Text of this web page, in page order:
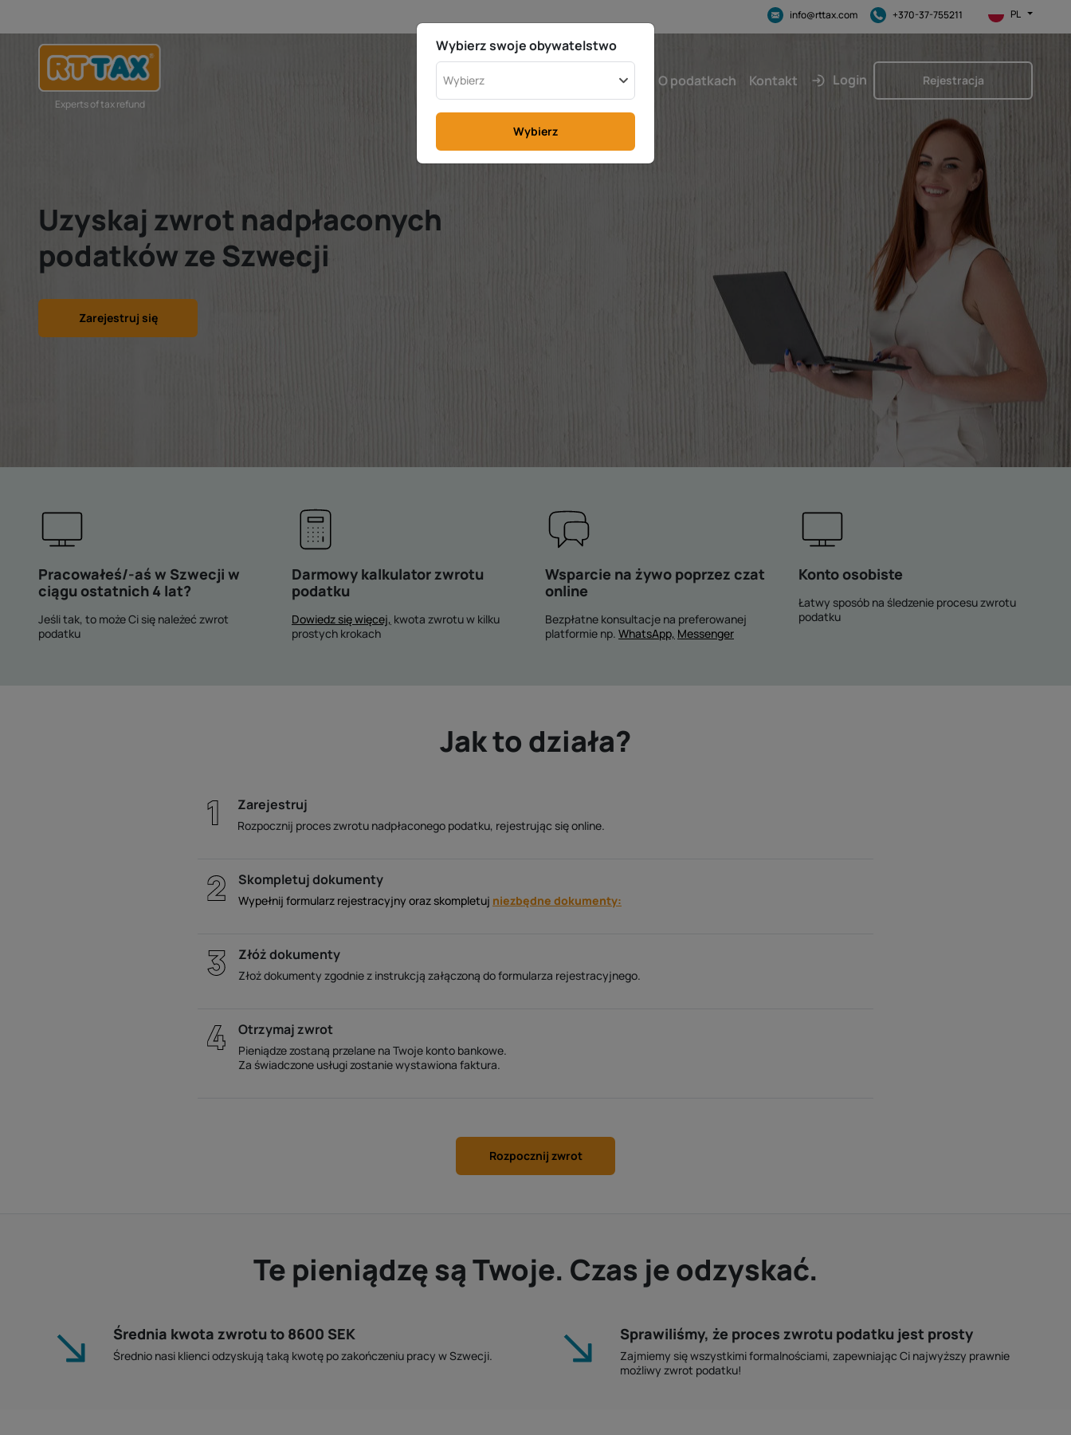
info@rttax.com +370-37-755211 PL
Experts of tax refund
Kalkulator O podatkach Kontakt Login Rejestracja
Uzyskaj zwrot nadpłaconych
podatków ze Szwecji
Zarejestruj się
Pracowałeś/-aś w Szwecji w
ciągu ostatnich 4 lat?
Jeśli tak, to może Ci się należeć zwrot
podatku
Darmowy kalkulator zwrotu
podatku
Dowiedz się więcej, kwota zwrotu w kilku
prostych krokach
Wsparcie na żywo poprzez czat
online
Bezpłatne konsultacje na preferowanej
platformie np. WhatsApp, Messenger
Konto osobiste
Łatwy sposób na śledzenie procesu zwrotu
podatku
Jak to działa?
Zarejestruj
Rozpocznij proces zwrotu nadpłaconego podatku, rejestrując się online.
Skompletuj dokumenty
Wypełnij formularz rejestracyjny oraz skompletuj niezbędne dokumenty:
Złóż dokumenty
Złoż dokumenty zgodnie z instrukcją załączoną do formularza rejestracyjnego.
Otrzymaj zwrot
Pieniądze zostaną przelane na Twoje konto bankowe.
Za świadczone usługi zostanie wystawiona faktura.
Rozpocznij zwrot
Te pieniądzę są Twoje. Czas je odzyskać.
Średnia kwota zwrotu to 8600 SEK
Średnio nasi klienci odzyskują taką kwotę po zakończeniu pracy w Szwecji.
Sprawiliśmy, że proces zwrotu podatku jest prosty
Zajmiemy się wszystkimi formalnościami, zapewniając Ci najwyższy prawnie
możliwy zwrot podatku!
Wybierz swoje obywatelstwo
Wybierz
Wybierz